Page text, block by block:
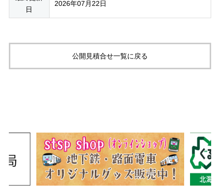
日
2026年07月22日
公開見積合せ一覧に戻る